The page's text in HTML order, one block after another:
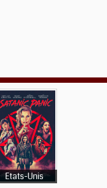
Etats-Unis